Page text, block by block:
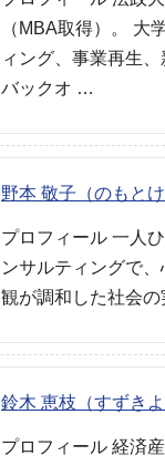
（MBA取得）。 大
ィング、事業再生
バックオ …
野本 敬子（のもとけ
プロフィール 一人
ンサルティングで
観が調和した社会
鈴木 恵枝（すずきよ
プロフィール 経済